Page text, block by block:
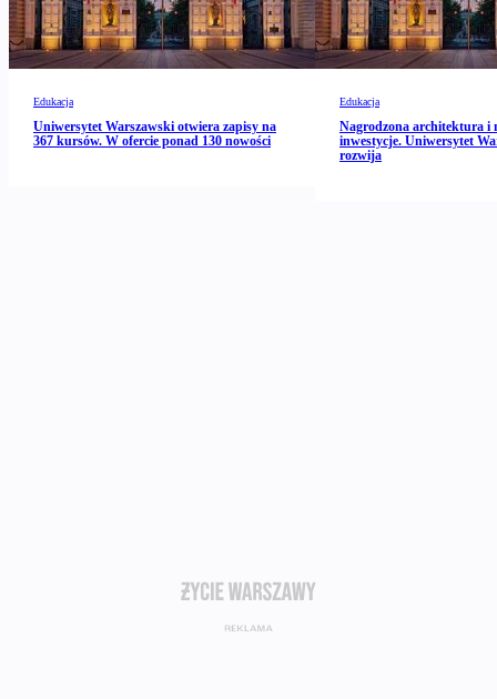
Edukacja
Uniwersytet Warszawski otwiera zapisy na
367 kursów. W ofercie ponad 130 nowości
Edukacja
Nagrodzona architektura i
inwestycje. Uniwersytet
rozwija